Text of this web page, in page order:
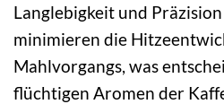
Langlebigkeit und
minimieren die
Mahlvorgangs, was
flüchtigen Aromen der